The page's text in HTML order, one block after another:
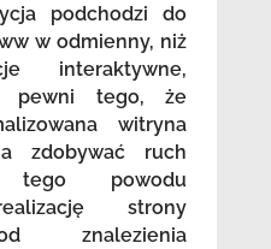
podchodzi do
w odmienny, niż
interaktywne,
pewni tego, że
witryna
zdobywać ruch
tego powodu
strony
znalezienia